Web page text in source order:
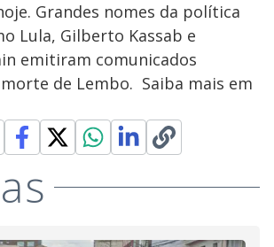
Grandes nomes da política
Lula, Gilberto Kassab e
emitiram comunicados
de Lembo. Saiba mais em